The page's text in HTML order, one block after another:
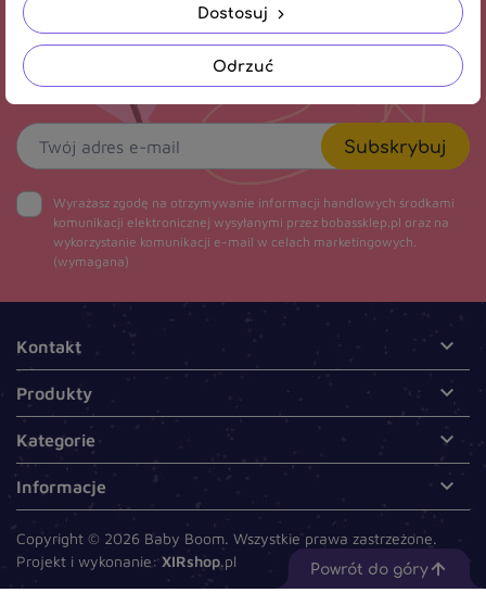
Newsletter
Subskrybuj
Wyrażasz zgodę na otrzymywanie informacji handlowych środkami
komunikacji elektronicznej wysyłanymi przez bobassklep.pl oraz na
wykorzystanie komunikacji e-mail w celach marketingowych.
(wymagana)
Kontakt 
Produkty 
Kategorie 
Informacje 
Copyright © 2026 Baby Boom. Wszystkie prawa zastrzeżone.
Projekt i wykonanie: XIRshop.pl
Odrzuć
Dostosuj
Powrót do góry